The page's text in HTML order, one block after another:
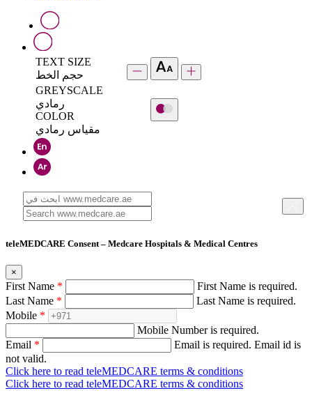
TEXT SIZE
حجم الخط
GREYSCALE
رمادي
COLOR
مقياس رمادي
teleMEDCARE Consent – Medcare Hospitals & Medical Centres
×
First Name *
First Name is required.
Last Name *
Last Name is required.
Mobile *
Mobile Number is required.
Email * Email is required. Email id is
not valid.
Click here to read teleMEDCARE terms & conditions
Click here to read teleMEDCARE terms & conditions